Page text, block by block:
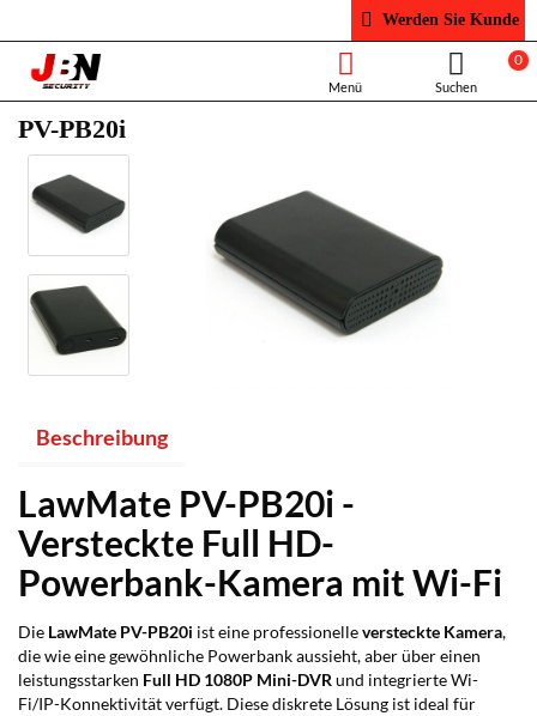
Werden Sie Kunde
0
PV-PB20i
Beschreibung
LawMate PV-PB20i -
Versteckte Full HD-
Powerbank-Kamera mit Wi-Fi
Die LawMate PV-PB20i ist eine professionelleversteckte Kamera,
die wie eine gewöhnliche Powerbank aussieht, aber über einen
leistungsstarken Full HD 1080P Mini-DVR und integrierte Wi-
Fi/IP-Konnektivität verfügt. Diese diskrete Lösung ist ideal für